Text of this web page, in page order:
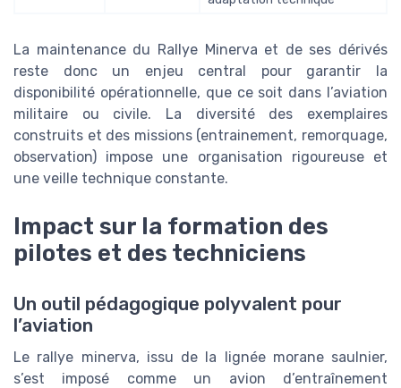
La maintenance du Rallye Minerva et de ses dérivés
reste donc un enjeu central pour garantir la
disponibilité opérationnelle, que ce soit dans l’aviation
militaire ou civile. La diversité des exemplaires
construits et des missions (entrainement, remorquage,
observation) impose une organisation rigoureuse et
une veille technique constante.
Impact sur la formation des
pilotes et des techniciens
Un outil pédagogique polyvalent pour
l’aviation
Le rallye minerva, issu de la lignée morane saulnier,
s’est imposé comme un avion d’entraînement